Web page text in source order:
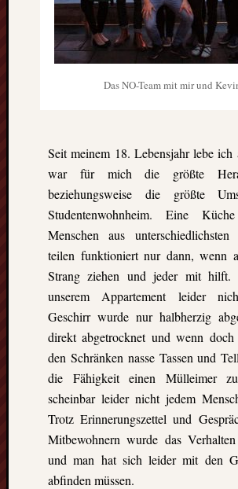
Das NO-Team mit mir und
Seit meinem 18. Lebensjahr lebe ich
war für mich die größte
beziehungsweise die größte
Studentenwohnheim. Eine
Menschen aus
teilen funktioniert nur dann, wenn
Strang ziehen und jeder mit
unserem Appartement leider
Geschirr wurde nur halbherzig
direkt abgetrocknet und wenn
den Schränken nasse Tassen und
die Fähigkeit einen Mülleimer
scheinbar leider nicht jedem
Trotz Erinnerungszettel und
Mitbewohnern wurde das
und man hat sich leider mit den
abfinden müssen.